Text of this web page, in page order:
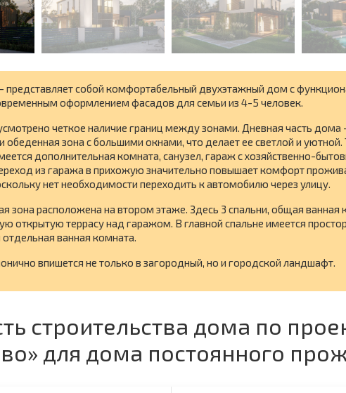
представляет собой комфортабельный двухэтажный дом с
оформлением фасадов для семьи из 4-5 человек.
четкое наличие границ между зонами. Дневная часть дома
обеденная зона с большими окнами, что делает ее светлой и
дополнительная комната, санузел, гараж с хозяйственно-
из гаража в прихожую значительно повышает комфорт
нет необходимости переходить к автомобилю через улицу.
зона расположена на втором этаже. Здесь 3 спальни, общая ванная
открытую террасу над гаражом. В главной спальне имеется
ванная комната.
впишется не только в загородный, но и городской ландшафт.
строительства дома по
для дома постоянного